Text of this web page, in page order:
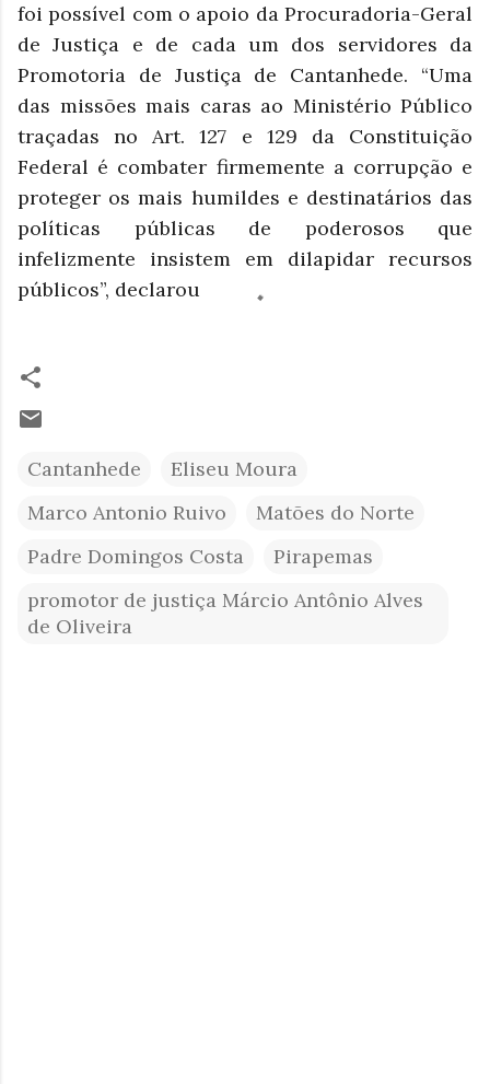
foi possível com o apoio da Procuradoria-Geral
de Justiça e de cada um dos servidores da
Promotoria de Justiça de Cantanhede. “Uma
das missões mais caras ao Ministério Público
traçadas no Art. 127 e 129 da Constituição
Federal é combater firmemente a corrupção e
proteger os mais humildes e destinatários das
políticas públicas de poderosos que
infelizmente insistem em dilapidar recursos
públicos”, declarou
Cantanhede
Eliseu Moura
Marco Antonio Ruivo
Matões do Norte
Padre Domingos Costa
Pirapemas
promotor de justiça Márcio Antônio Alves
de Oliveira